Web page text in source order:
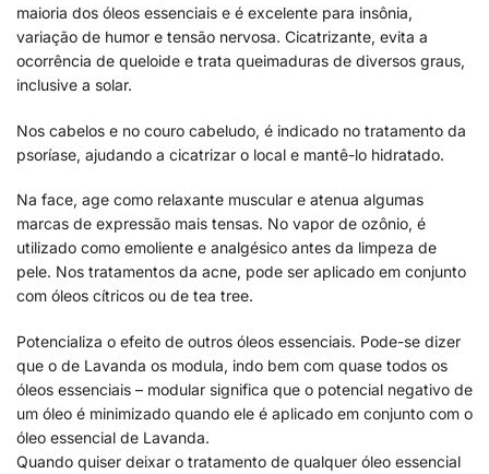
maioria dos óleos essenciais e é excelente para insônia,
variação de humor e tensão nervosa. Cicatrizante, evita a
ocorrência de queloide e trata queimaduras de diversos graus,
inclusive a solar.
Nos cabelos e no couro cabeludo, é indicado no tratamento da
psoríase, ajudando a cicatrizar o local e mantê-lo hidratado.
Na face, age como relaxante muscular e atenua algumas
marcas de expressão mais tensas. No vapor de ozônio, é
utilizado como emoliente e analgésico antes da limpeza de
pele. Nos tratamentos da acne, pode ser aplicado em conjunto
com óleos cítricos ou de tea tree.
Potencializa o efeito de outros óleos essenciais. Pode-se dizer
que o de Lavanda os modula, indo bem com quase todos os
óleos essenciais – modular significa que o potencial negativo de
um óleo é minimizado quando ele é aplicado em conjunto com o
óleo essencial de Lavanda.
Quando quiser deixar o tratamento de qualquer óleo essencial